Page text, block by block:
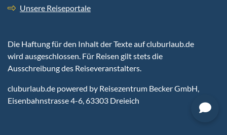
Unsere Reiseportale
Die Haftung für den Inhalt der Texte auf cluburlaub.de
wird ausgeschlossen. Für Reisen gilt stets die
Ausschreibung des Reiseveranstalters.
cluburlaub.de powered by Reisezentrum Becker GmbH,
Eisenbahnstrasse 4-6, 63303 Dreieich